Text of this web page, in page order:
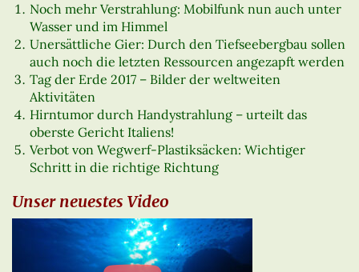
Noch mehr Verstrahlung: Mobilfunk nun auch unter
Wasser und im Himmel
Unersättliche Gier: Durch den Tiefseebergbau sollen
auch noch die letzten Ressourcen angezapft werden
Tag der Erde 2017 – Bilder der weltweiten
Aktivitäten
Hirntumor durch Handystrahlung – urteilt das
oberste Gericht Italiens!
Verbot von Wegwerf-Plastiksäcken: Wichtiger
Schritt in die richtige Richtung
Unser neuestes Video